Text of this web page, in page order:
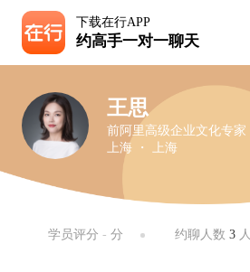
下载在行APP
约高手一对一聊天
王思
前阿里高级企业文化专家
上海 ・ 上海
学员评分 - 分 约聊人数 3人